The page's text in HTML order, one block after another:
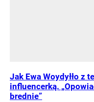
Jak Ewa Woydyłło z
influencerką.
brednie”